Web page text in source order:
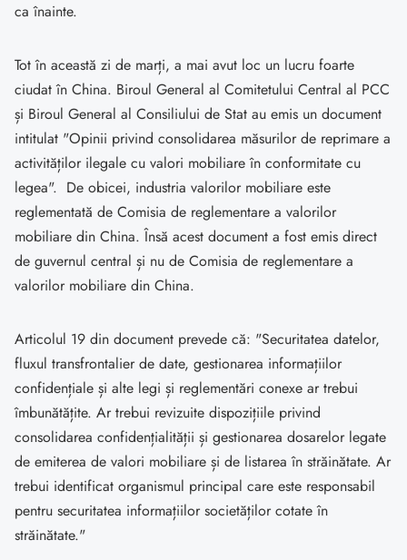
ca înainte.
Tot în această zi de marți, a mai avut loc un lucru foarte
ciudat în China. Biroul General al Comitetului Central al PCC
și Biroul General al Consiliului de Stat au emis un document
intitulat "Opinii privind consolidarea măsurilor de reprimare a
activităților ilegale cu valori mobiliare în conformitate cu
legea". De obicei, industria valorilor mobiliare este
reglementată de Comisia de reglementare a valorilor
mobiliare din China. Însă acest document a fost emis direct
de guvernul central și nu de Comisia de reglementare a
valorilor mobiliare din China.
Articolul 19 din document prevede că: "Securitatea datelor,
fluxul transfrontalier de date, gestionarea informațiilor
confidențiale și alte legi și reglementări conexe ar trebui
îmbunătățite. Ar trebui revizuite dispozițiile privind
consolidarea confidențialității și gestionarea dosarelor legate
de emiterea de valori mobiliare și de listarea în străinătate. Ar
trebui identificat organismul principal care este responsabil
pentru securitatea informațiilor societăților cotate în
străinătate."